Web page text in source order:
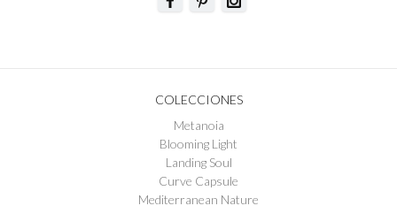
COLECCIONES
Metanoia
Blooming Light
Landing Soul
Curve Capsule
Mediterranean Nature